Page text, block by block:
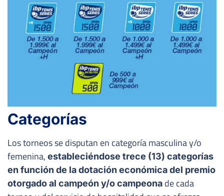
Categorías
Los torneos se disputan en categoría masculina y/o
femenina, estableciéndose trece (13) categorías
en función de la dotación económica del premio
otorgado al campeón y/o campeona de cada